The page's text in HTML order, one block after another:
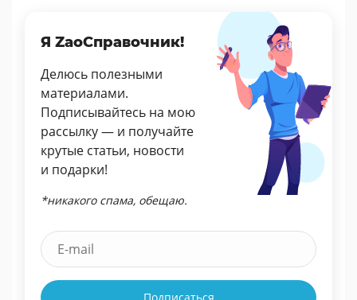
Я ZaoСправочник!
Делюсь полезными
материалами.
Подписывайтесь на мою
рассылку — и получайте
крутые статьи, новости
и подарки!
*никакого спама, обещаю.